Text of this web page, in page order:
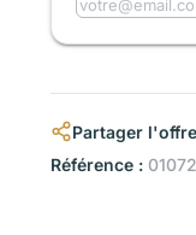
Partager l'offre
Référence :